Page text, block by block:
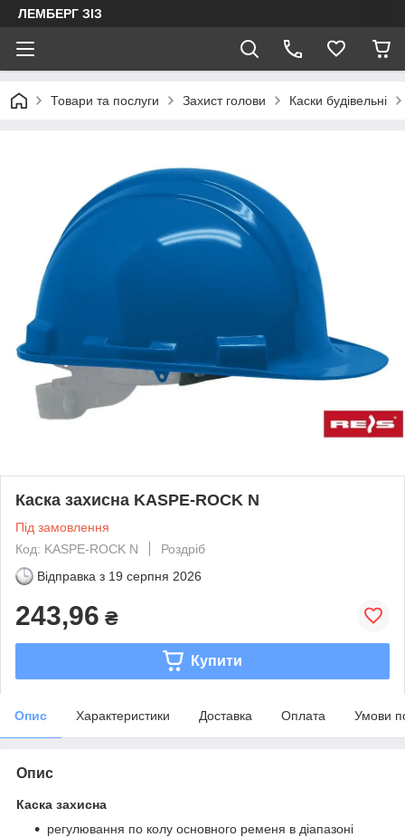
ЛЕМБЕРГ ЗІЗ
Товари та послуги Захист голови Каски будівельні
Каска захисна KASPE-ROCK N
Під замовлення
Код: KASPE-ROCK N
Роздріб
Відправка з 19 серпня 2026
243,96 ₴
Купити
Опис Характеристики Доставка Оплата Умови
Опис
Каска захисна
регулювання по колу основного ременя в діапазоні